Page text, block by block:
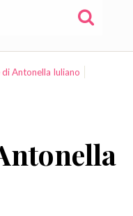
Antonella Iuliano